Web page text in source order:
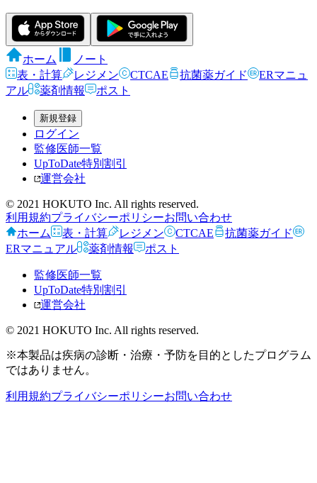
ホーム
ノート
表・計算
レジメン CTCAE 抗菌薬ガイド
ERマニュ
アル
薬剤情報 ポスト
新規登録
ログイン
監修医師一覧
UpToDate特別割引
運営会社
© 2021 HOKUTO Inc. All rights reserved.
利用規約プライバシーポリシーお問い合わせ
ホーム
表・計算 レジメン CTCAE
抗菌薬ガイド
ERマニュアル
薬剤情報 ポスト
監修医師一覧
UpToDate特別割引
運営会社
© 2021 HOKUTO Inc. All rights reserved.
※本製品は疾病の診断・治療・予防を目的としたプログラム
ではありません。
利用規約プライバシーポリシーお問い合わせ